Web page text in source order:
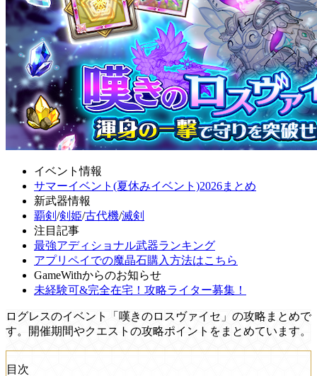
イベント情報
サマーイベント(夏休みイベント)2026まとめ
新武器情報
覇剣 /剣姫/古代機/滅剣
注目記事
最強アディショナル武器ランキング
アプリペイでの魔晶石購入方法はこちら
GameWithからのお知らせ
未経験可&完全在宅！攻略ライター募集！
ログレスのイベント「嘆きのロスヴァイセ」の攻略まとめで
す。開催期間やクエストの攻略ポイントをまとめています。
目次